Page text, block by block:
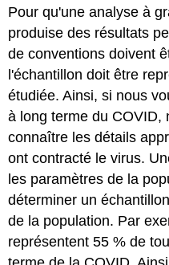
la
conception
de
systèmes
plus
différente
(MDSD) ?
Pour qu'une analyse à
produise des résultats
de conventions doivent
l'échantillon doit être
étudiée. Ainsi, si nous
à long terme du COVID,
connaître les détails
ont contracté le virus.
les paramètres de la
déterminer un
de la population. Par
représentent 55 % de